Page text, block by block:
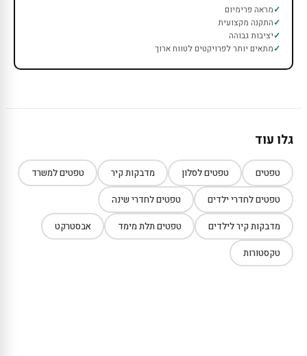
מראה פרימיום
התקנה מקצועית
יציבות גבוהה
מתאים יותר לפרויקטים לטווח ארוך
גלו עוד
טפטים טפטים לסלון מדבקות קיר טפטים למשרד
טפטים לחדרי ילדים טפטים לחדרי שינה
מדבקות קיר לילדים טפטים תלת מימד אבסטרקט
טקסטורות